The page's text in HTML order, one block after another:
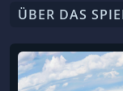
ÜBER DAS